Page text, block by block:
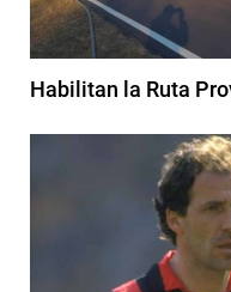
Habilitan la Ruta